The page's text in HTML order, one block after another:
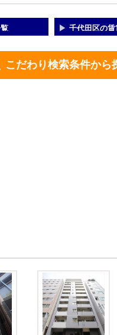
千代田区の賃
こだわり検索条件から